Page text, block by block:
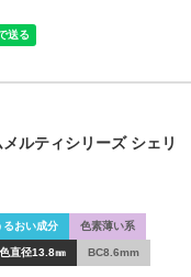
ルティシリーズ シェリ
るおい成分 色素薄い系
直径13.8㎜ BC8.6mm